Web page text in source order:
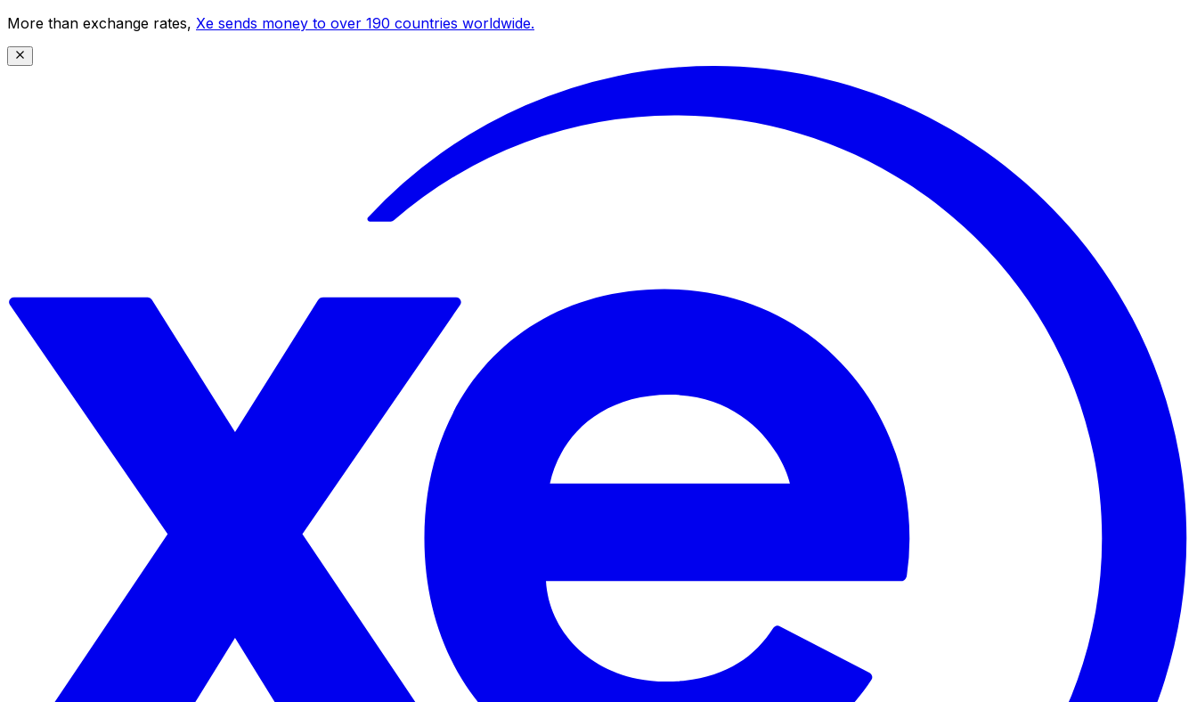
More than exchange rates, Xe sends money to over 190 countries worldwide.